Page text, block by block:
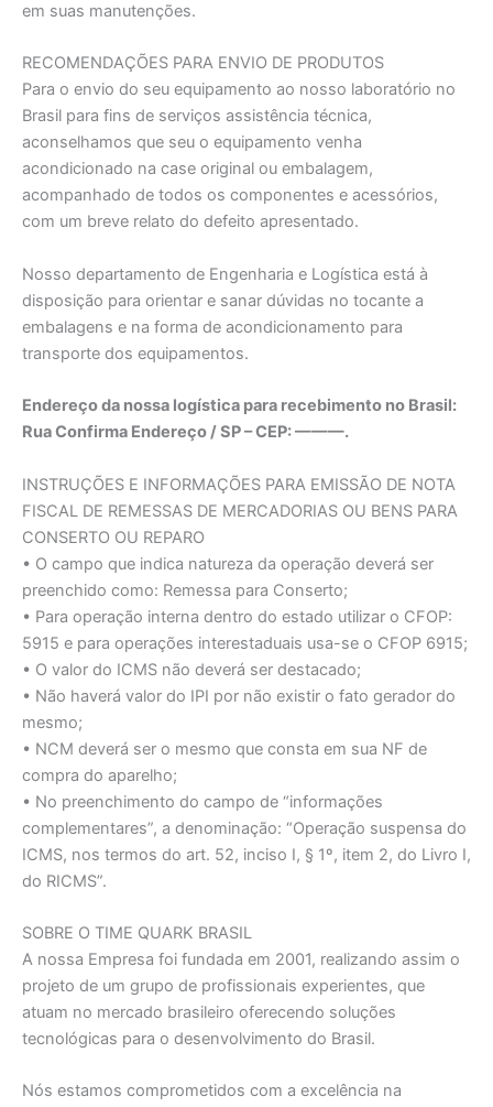
em suas manutenções.
RECOMENDAÇÕES PARA ENVIO DE PRODUTOS
Para o envio do seu equipamento ao nosso laboratório no
Brasil para fins de serviços assistência técnica,
aconselhamos que seu o equipamento venha
acondicionado na case original ou embalagem,
acompanhado de todos os componentes e acessórios,
com um breve relato do defeito apresentado.
Nosso departamento de Engenharia e Logística está à
disposição para orientar e sanar dúvidas no tocante a
embalagens e na forma de acondicionamento para
transporte dos equipamentos.
Endereço da nossa logística para recebimento no Brasil:
Rua Confirma Endereço / SP – CEP: ———.
INSTRUÇÕES E INFORMAÇÕES PARA EMISSÃO DE NOTA
FISCAL DE REMESSAS DE MERCADORIAS OU BENS PARA
CONSERTO OU REPARO
• O campo que indica natureza da operação deverá ser
preenchido como: Remessa para Conserto;
• Para operação interna dentro do estado utilizar o CFOP:
5915 e para operações interestaduais usa-se o CFOP 6915;
• O valor do ICMS não deverá ser destacado;
• Não haverá valor do IPI por não existir o fato gerador do
mesmo;
• NCM deverá ser o mesmo que consta em sua NF de
compra do aparelho;
• No preenchimento do campo de “informações
complementares”, a denominação: “Operação suspensa do
ICMS, nos termos do art. 52, inciso I, § 1º, item 2, do Livro I,
do RICMS”.
SOBRE O TIME QUARK BRASIL
A nossa Empresa foi fundada em 2001, realizando assim o
projeto de um grupo de profissionais experientes, que
atuam no mercado brasileiro oferecendo soluções
tecnológicas para o desenvolvimento do Brasil.
Nós estamos comprometidos com a excelência na